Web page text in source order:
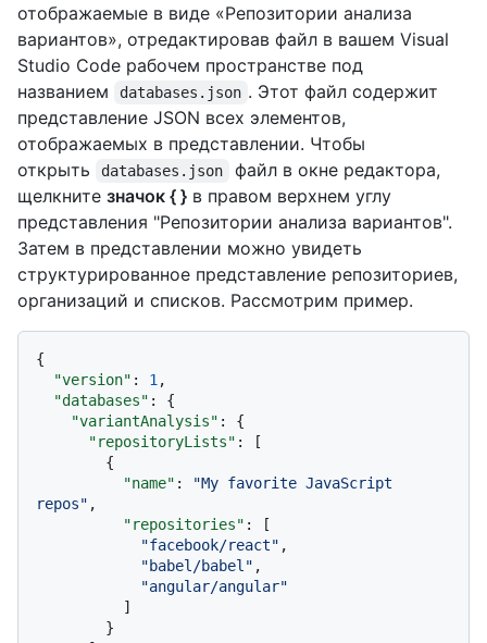
отображаемые в виде «Репозитории анализа
вариантов», отредактировав файл в вашем Visual
Studio Code рабочем пространстве под
названием
databases.json . Этот файл содержит
представление JSON всех элементов,
отображаемых в представлении. Чтобы
открыть
databases.json
файл в окне редактора,
щелкните значок { } в правом верхнем углу
представления "Репозитории анализа вариантов".
Затем в представлении можно увидеть
структурированное представление репозиториев,
организаций и списков. Рассмотрим пример.
{
"version" : 1 ,
"databases" :
{
"variantAnalysis" :
{
"repositoryLists" :
[
{
"name" :
"My favorite JavaScript
repos" ,
"repositories" :
[
"facebook/react" ,
"babel/babel" ,
"angular/angular"
]
}